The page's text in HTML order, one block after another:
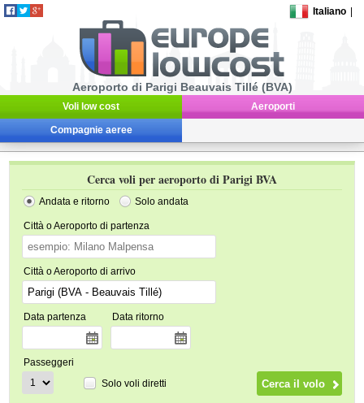
Italiano
Aeroporto di Parigi Beauvais Tillé (BVA)
Voli low cost Aeroporti
Compagnie aeree
Cerca voli per aeroporto di Parigi BVA
Andata e ritorno Solo andata
Città o Aeroporto di partenza
Città o Aeroporto di arrivo
Data partenza Data ritorno
Passeggeri
Solo voli diretti